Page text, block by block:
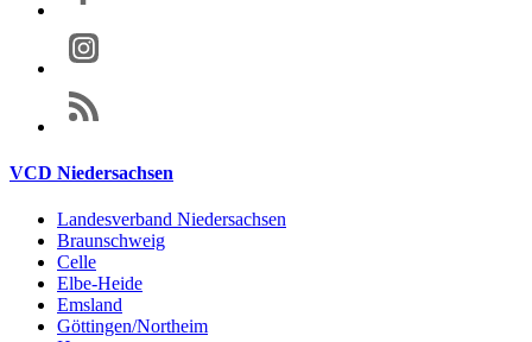
VCD Niedersachsen
Landesverband Niedersachsen
Braunschweig
Celle
Elbe-Heide
Emsland
Göttingen/Northeim